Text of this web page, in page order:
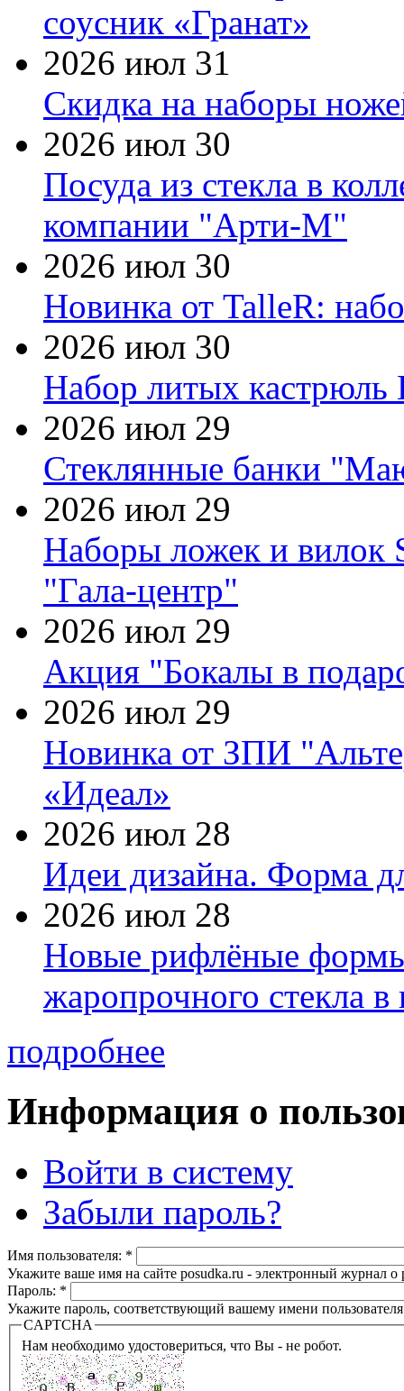
соусник «Гранат»
2026 июл 31
Скидка на наборы
2026 июл 30
Посуда из стекла в
компании "Арти-М"
2026 июл 30
Новинка от TalleR:
2026 июл 30
Набор литых кастрюль
2026 июл 29
Стеклянные банки
2026 июл 29
Наборы ложек и вилок
"Гала-центр"
2026 июл 29
Акция "Бокалы в
2026 июл 29
Новинка от ЗПИ
«Идеал»
2026 июл 28
Идеи дизайна. Форма
2026 июл 28
Новые рифлёные формы
жаропрочного стекла
подробнее
Информация о
Войти в систему
Забыли пароль?
Имя пользователя: *
Укажите ваше имя на сайте posudka.ru - электронный журнал
Пароль: *
Укажите пароль, соответствующий вашему имени
CAPTCHA
Нам необходимо удостовериться, что Вы - не робот.